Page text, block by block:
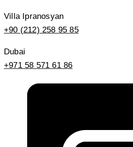
Villa Ipranosyan
+90 (212) 258 95 85
Dubai
+971 58 571 61 86